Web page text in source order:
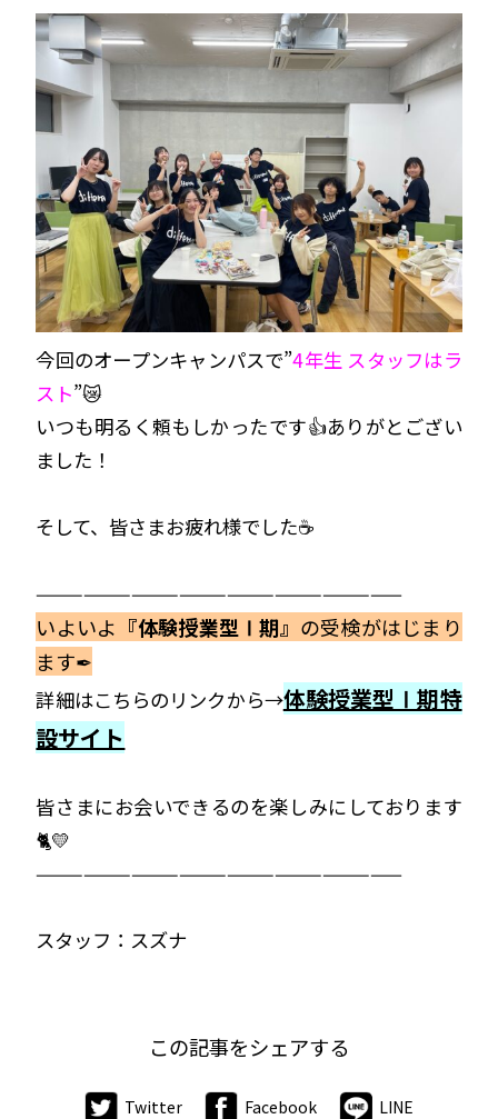
今回のオープンキャンパスで”4年生 スタッフはラ
スト”😿
いつも明るく頼もしかったです👍ありがとござい
ました！
そして、皆さまお疲れ様でした☕
———————————————————————
いよいよ 『体験授業型Ⅰ期』 の受検がはじまり
ます✒
詳細はこちらのリンクから→体験授業型Ⅰ期特
設サイト
皆さまにお会いできるのを楽しみにしております
🐈💛
———————————————————————
スタッフ：スズナ
この記事をシェアする
Twitter Facebook LINE